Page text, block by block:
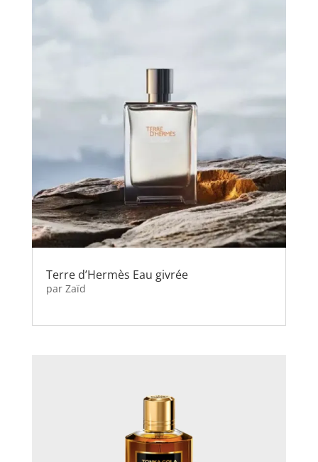
Terre d’Hermès Eau givrée
par Zaïd